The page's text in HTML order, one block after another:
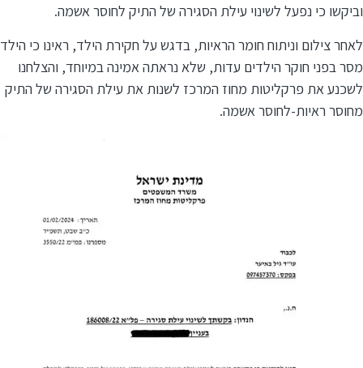
וביקשו כי נפעל לשינוי עילת הסגירה של התיק לחוסר אשמה.
לאחר צילום וניתוח חומר הראיות, בדגש על חקירת הילד, ראינו כי הילד
מסר בפני חוקר הילדים עדות, שלא נראתה אמינה במיוחד, והצלחנו
לשכנע את פרקליטות מחוז המרכז לשנות את עילת הסגירה של התיק
מחוסר ראיות-לחוסר אשמה.